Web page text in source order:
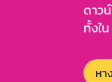
ดาว
ทั้งใ
หา